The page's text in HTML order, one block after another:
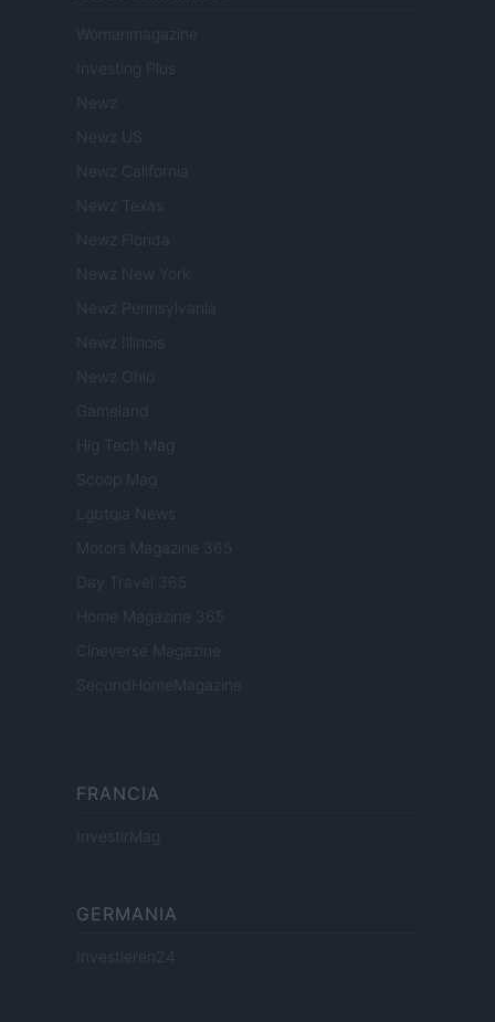
Womanmagazine
Investing Plus
Newz
Newz US
Newz California
Newz Texas
Newz Florida
Newz New York
Newz Pennsylvania
Newz Illinois
Newz Ohio
Gameland
Hig Tech Mag
Scoop Mag
Lgbtqia News
Motors Magazine 365
Day Travel 365
Home Magazine 365
Cineverse Magazine
SecondHomeMagazine
FRANCIA
InvestirMag
GERMANIA
Investieren24